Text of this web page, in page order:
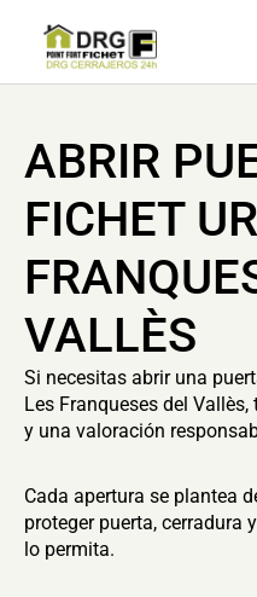
ABRIR
FICHET
VALLÈS
Si necesitas abrir una
Les Franqueses del
y una valoración
Cada apertura se plantea
proteger puerta, cerradura
lo permita.